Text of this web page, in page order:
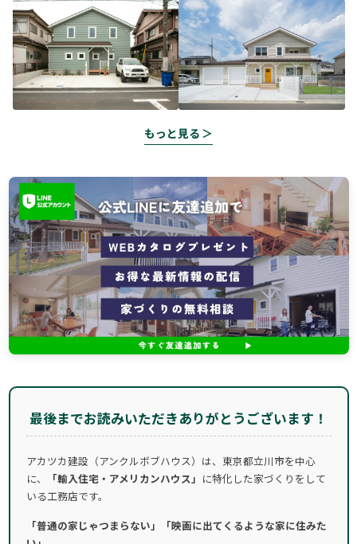
もっと見る ＞
最後までお読みいただきありがとうございます！
アカツカ建設（アンクルボブハウス）は、東京都立川市を中心
に、
「輸入住宅・アメリカンハウス」 に特化した家づくりをして
いる工務店です。
「普通の家じゃつまらない」「映画に出てくるような家に住みた